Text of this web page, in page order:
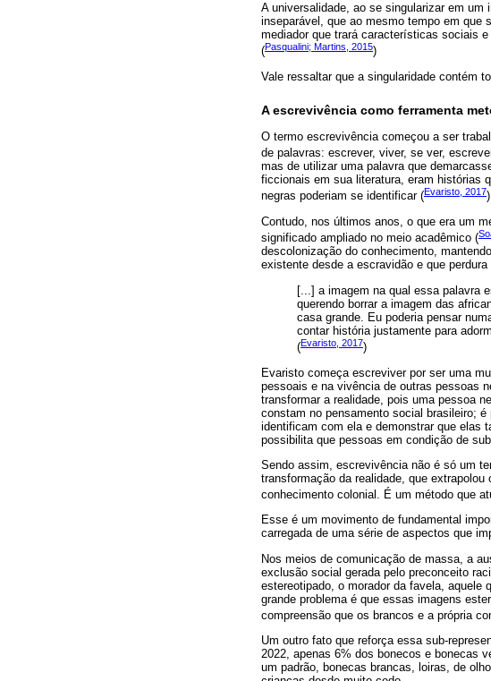
A universalidade, ao se singularizar em
inseparável, que ao mesmo tempo em que
mediador que trará características sociais
(Pasqualini; Martins, 2015)
Vale ressaltar que a singularidade contém
A escrevivência como ferramenta
O termo escrevivência começou a ser
de palavras: escrever, viver, se ver,
mas de utilizar uma palavra que
ficcionais em sua literatura, eram histórias
negras poderiam se identificar (Evaristo, 2017
Contudo, nos últimos anos, o que era um
significado ampliado no meio acadêmico (
descolonização do conhecimento,
existente desde a escravidão e que
[...] a imagem na qual essa palavra
querendo borrar a imagem das
casa grande. Eu poderia pensar
contar história justamente para
(Evaristo, 2017)
Evaristo começa escreviver por ser uma
pessoais e na vivência de outras pessoas
transformar a realidade, pois uma pessoa
constam no pensamento social brasileiro;
identificam com ela e demonstrar que elas
possibilita que pessoas em condição de
Sendo assim, escrevivência não é só um
transformação da realidade, que
conhecimento colonial. É um método que
Esse é um movimento de fundamental
carregada de uma série de aspectos que
Nos meios de comunicação de massa, a
exclusão social gerada pelo preconceito
estereotipado, o morador da favela,
grande problema é que essas imagens
compreensão que os brancos e a própria
Um outro fato que reforça essa sub-
2022, apenas 6% dos bonecos e bonecas
um padrão, bonecas brancas, loiras, de